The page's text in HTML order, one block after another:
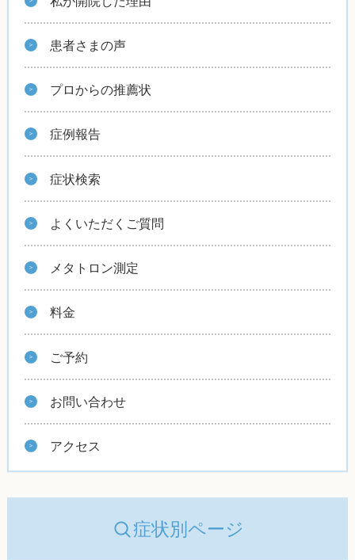
患者さまの声
プロからの推薦状
症例報告
症状検索
よくいただくご質問
メタトロン測定
料金
ご予約
お問い合わせ
アクセス
症状別ページ